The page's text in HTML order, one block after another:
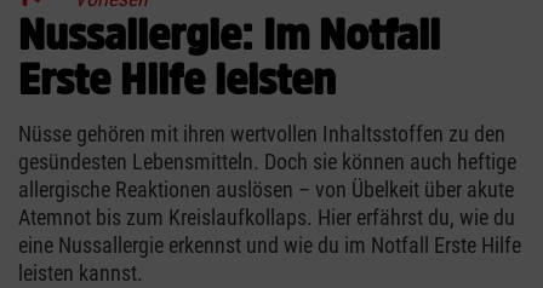
Nussallergie: Im Notfall
Erste Hilfe leisten
Nüsse gehören mit ihren wertvollen Inhaltsstoffen zu den
gesündesten Lebensmitteln. Doch sie können auch heftige
allergische Reaktionen auslösen – von Übelkeit über akute
Atemnot bis zum Kreislaufkollaps. Hier erfährst du, wie du
eine Nussallergie erkennst und wie du im Notfall Erste Hilfe
leisten kannst.